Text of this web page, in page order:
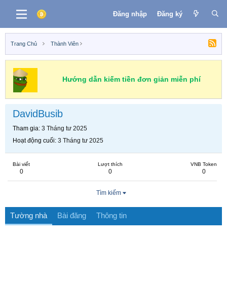
Đăng nhập Đăng ký
Trang Chủ Thành Viên
Hướng dẫn kiếm tiền đơn giản miễn phí
DavidBusib
Tham gia 3 Tháng tư 2025
Hoạt động cuối 3 Tháng tư 2025
Bài viết
0
Lượt thích
0
VNB Token
0
Tìm kiếm
Tường nhà Bài đăng Thông tin